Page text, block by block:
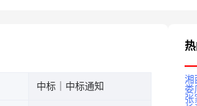
中标｜中标通知
湘
娄
张